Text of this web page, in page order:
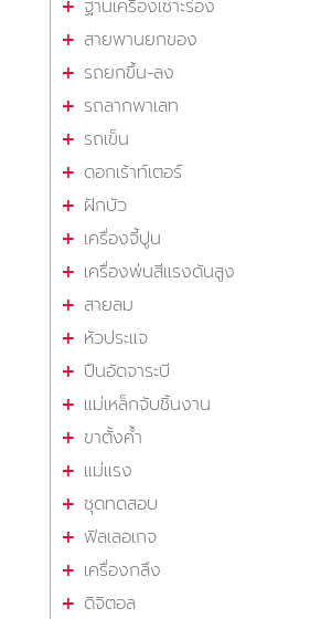
ฐานเครื่องเซาะร่อง
สายพานยกของ
รถยกขึ้น-ลง
รถลากพาเลท
รถเข็น
ดอกเร้าท์เตอร์
ฝักบัว
เครื่องจี้ปูน
เครื่องพ่นสีแรงดันสูง
สายลม
หัวประแจ
ปืนอัดจาระบี
แม่เหล็กจับชิ้นงาน
ขาตั้งค้ำ
แม่แรง
ชุดทดสอบ
ฟิลเลอเกจ
เครื่องกลึง
ดิจิตอล